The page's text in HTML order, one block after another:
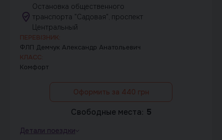
Остановка общественного
транспорта "Садовая", проспект
Центральный
ПЕРЕВІЗНИК:
ФЛП Демчук Александр Анатольевич
КЛАСС:
Комфорт
Оформить за 440 грн
Свободные места: 5
Детали поездки